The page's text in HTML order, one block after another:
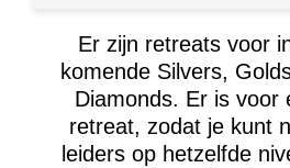
Er zijn retreats voor
komende Silvers,
Diamonds. Er is voor
retreat, zodat je kunt
leiders op hetzelfde